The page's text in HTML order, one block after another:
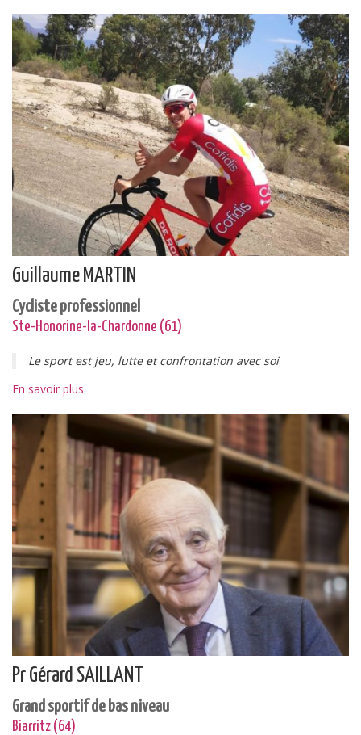
Guillaume MARTIN
Cycliste professionnel
Ste-Honorine-la-Chardonne (61)
Le sport est jeu, lutte et confrontation avec soi
En savoir plus
Pr Gérard SAILLANT
Grand sportif de bas niveau
Biarritz (64)